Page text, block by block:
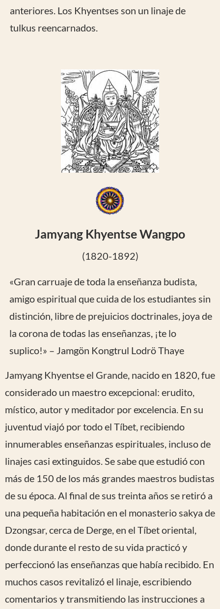
anteriores. Los Khyentses son un linaje de
tulkus reencarnados.
Jamyang Khyentse Wangpo
(1820-1892)
«Gran carruaje de toda la enseñanza budista,
amigo espiritual que cuida de los estudiantes sin
distinción, libre de prejuicios doctrinales, joya de
la corona de todas las enseñanzas, ¡te lo
suplico!» – Jamgön Kongtrul Lodrö Thaye
Jamyang Khyentse el Grande, nacido en 1820, fue
considerado un maestro excepcional: erudito,
místico, autor y meditador por excelencia. En su
juventud viajó por todo el Tíbet, recibiendo
innumerables enseñanzas espirituales, incluso de
linajes casi extinguidos. Se sabe que estudió con
más de 150 de los más grandes maestros budistas
de su época. Al final de sus treinta años se retiró a
una pequeña habitación en el monasterio sakya de
Dzongsar, cerca de Derge, en el Tíbet oriental,
donde durante el resto de su vida practicó y
perfeccionó las enseñanzas que había recibido. En
muchos casos revitalizó el linaje, escribiendo
comentarios y transmitiendo las instrucciones a